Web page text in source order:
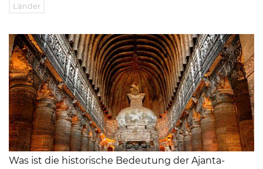
Länder
Was ist die historische Bedeutung der Ajanta-